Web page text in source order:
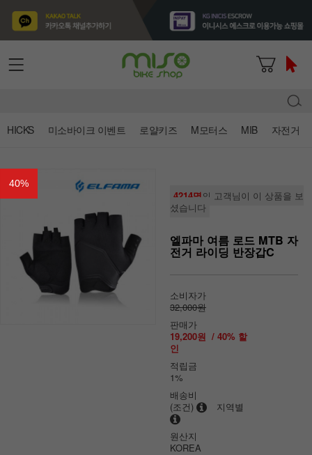
HICKS 미소바이크 이벤트 로얄키즈 M모터스 MIB 자전거
40%
4214명의 고객님이 이 상품을 보
셨습니다
엘파마 여름 로드 MTB 자
전거 라이딩 반장갑C
소비자가
32,000원
판매가
19,200원 / 40% 할
인
적립금
1%
배송비
(조건)
지역별
원산지
KOREA